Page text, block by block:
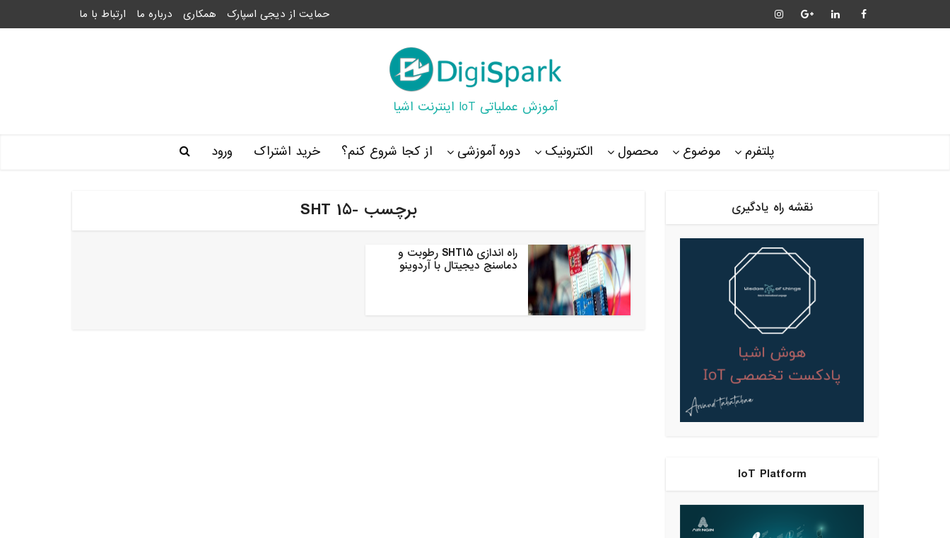
حمایت از دیجی اسپارک همکاری درباره ما ارتباط با ما
آموزش عملیاتی IoT اینترنت اشیا
پلتفرم موضوع محصول الکترونیک دوره آموزشی از کجا شروع کنم؟ خرید اشتراک ورود
برچسب -SHT 15
راه اندازی SHT15 رطوبت و
دماسنج دیجیتال با آردوینو
نقشه راه یادگیری
IoT Platform